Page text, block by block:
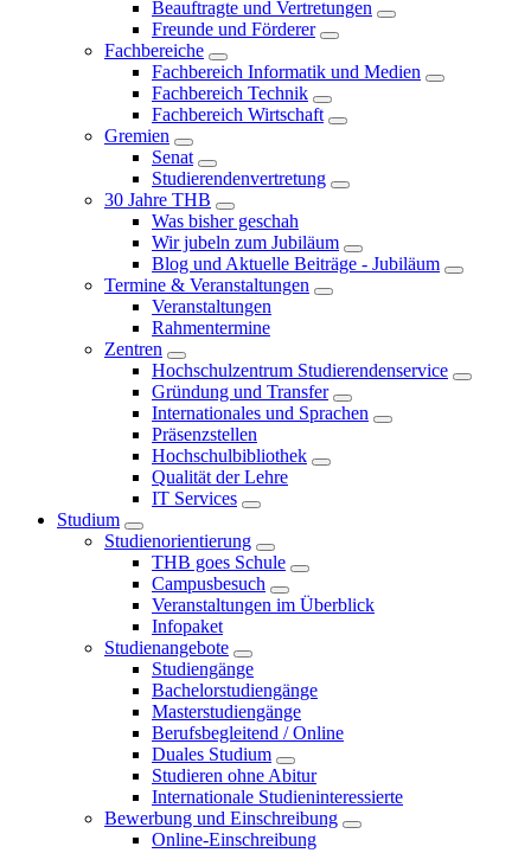
Beauftragte und Vertretungen
Freunde und Förderer
Fachbereiche
Fachbereich Informatik und Medien
Fachbereich Technik
Fachbereich Wirtschaft
Gremien
Senat
Studierendenvertretung
30 Jahre THB
Was bisher geschah
Wir jubeln zum Jubiläum
Blog und Aktuelle Beiträge - Jubiläum
Termine & Veranstaltungen
Veranstaltungen
Rahmentermine
Zentren
Hochschulzentrum Studierendenservice
Gründung und Transfer
Internationales und Sprachen
Präsenzstellen
Hochschulbibliothek
Qualität der Lehre
IT Services
Studium
Studienorientierung
THB goes Schule
Campusbesuch
Veranstaltungen im Überblick
Infopaket
Studienangebote
Studiengänge
Bachelorstudiengänge
Masterstudiengänge
Berufsbegleitend / Online
Duales Studium
Studieren ohne Abitur
Internationale Studieninteressierte
Bewerbung und Einschreibung
Online-Einschreibung